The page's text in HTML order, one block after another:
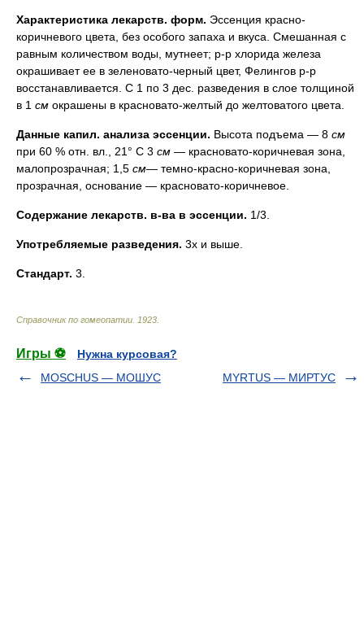
Характеристика лекарств. форм. Эссенция красно-
коричневого цвета, без особого запаха и вкуса. Смешанная с
равным количеством воды, мутнеет; р-р хлорида железа
окрашивает ее в зеленовато-черный цвет, Фелингов р-р
восстанавливается. С 1 по 3 дес. разведения в слое толщиной
в 1 см окрашены в красновато-желтый до желтоватого цвета.
Данные капил. анализа эссенции. Высота подъема — 8 см
при 60 % отн. вл., 21° С 3 см — красновато-коричневая зона,
малопрозрачная; 1,5 см— темно-красно-коричневая зона,
прозрачная, основание — красновато-коричневое.
Содержание лекарств. в-ва в эссенции. 1/3.
Употребляемые разведения. 3х и выше.
Стандарт. 3.
Справочник по гомеопатии 1923
Игры ⚽
Нужна курсовая?
MOSCHUS — МОШУС
MYRTUS — МИРТУС